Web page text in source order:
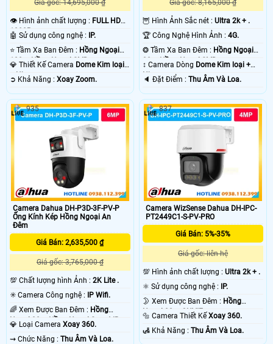
Giá gốc: 14,695,000 ₫
👁 Hình ảnh chất lượng : FULL HD
1080P .
🤖️ Sử dụng công nghệ :
IP.
⭐ Tầm Xa Ban Đêm : Hồng Ngoại
100m Hồng Ngoại SMD.
💎 Thiết Kế Camera Dome Kim loại
+ Nhựa.
️➲ Khả Năng : Xoay Zoom.
Giá gốc: 8,165,000 ₫
🦉 Hình Ảnh Sắc nét :Ultra 2k + .
🏆 Công Nghệ Hình Ảnh :4G.
❂ Tầm Xa Ban Đêm : Hồng Ngoại
30m Hồng Ngoại SMD.
↕️ Camera Dòng Dome Kim loại +
Nhựa.
️🔈 Đặt Điểm :Thu Âm Và Loa.
Camera Dahua DH-P3D-3F-PV-P
Ống Kính Kép Hồng Ngoại An
Đêm
Giá Bán: 2,635,500 ₫
Giá gốc: 3,765,000 ₫
💯 Chất lượng hình Ảnh : 2K Lite .
✳️ Camera Công nghệ : IP Wifi.
🌈 Xem Được Ban Đêm : Hồng
Ngoại 30m Hồng Ngoại Smart IR.
💎 Loại Camera Xoay 360.
️⇝ Chức Năng : Thu Âm Và Loa.
935
Camera WizSense Dahua DH-IPC-
PT2449C1-S-PV-PRO
Giá Bán: 5%-35%
Giá gốc: liên hệ
💯 Hình ảnh chất lượng :Ultra 2k + .
⚛️ Sử dụng công nghệ : IP.
🌛 Xem Được Ban Đêm : Hồng
Ngoại 30m ONVIF.
🔩 Camera Thiết KếXoay 360.
️🛃 Khả Năng :Thu Âm Và Loa.
837